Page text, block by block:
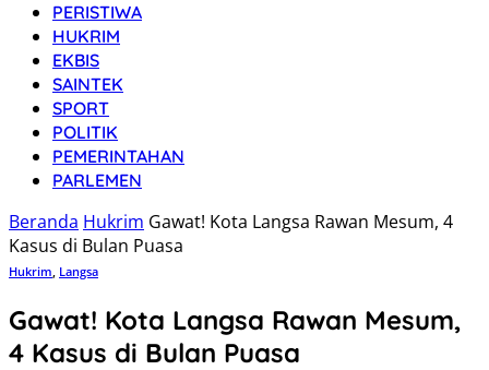
PERISTIWA
HUKRIM
EKBIS
SAINTEK
SPORT
POLITIK
PEMERINTAHAN
PARLEMEN
Beranda Hukrim Gawat! Kota Langsa Rawan Mesum, 4
Kasus di Bulan Puasa
Hukrim, Langsa
Gawat! Kota Langsa Rawan Mesum,
4 Kasus di Bulan Puasa